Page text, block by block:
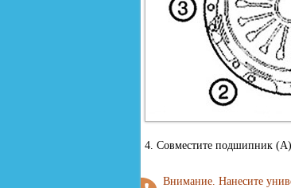
4. Совместите подшипник (А)
Внимание. Нанесите